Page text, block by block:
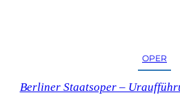
OPER
Berliner Staatsoper –